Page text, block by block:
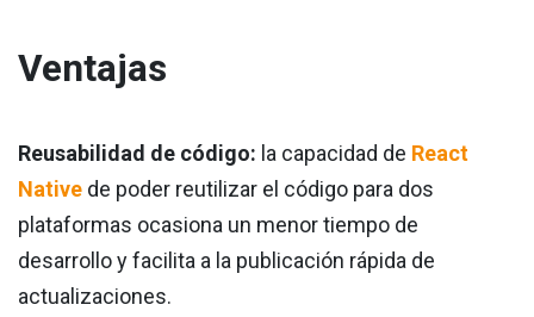
Ventajas
Reusabilidad de código: la capacidad de React
Native de poder reutilizar el código para dos
plataformas ocasiona un menor tiempo de
desarrollo y facilita a la publicación rápida de
actualizaciones.